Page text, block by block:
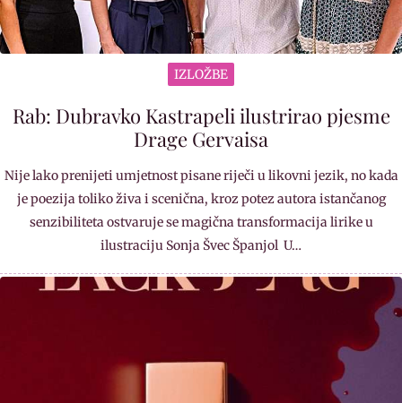
IZLOŽBE
Rab: Dubravko Kastrapeli ilustrirao pjesme
Drage Gervaisa
Nije lako prenijeti umjetnost pisane riječi u likovni jezik, no kada
je poezija toliko živa i scenična, kroz potez autora istančanog
senzibiliteta ostvaruje se magična transformacija lirike u
ilustraciju Sonja Švec Španjol U…